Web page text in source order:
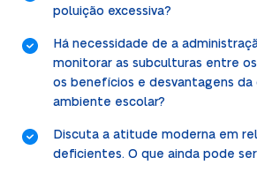
poluição excessiva?
Há necessidade de a
monitorar as subculturas entre os
os benefícios e desvantagens da
ambiente escolar?
Discuta a atitude moderna em
deficientes. O que ainda pode